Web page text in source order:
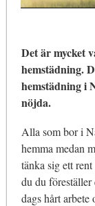
BLOGG
Det är mycket
hemstädning.
hemstädning i
nöjda.
Alla som bor i
hemma medan
tänka sig ett
du du
dags hårt